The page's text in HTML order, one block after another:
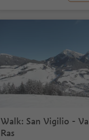
Walk: San Vigilio -
Ras